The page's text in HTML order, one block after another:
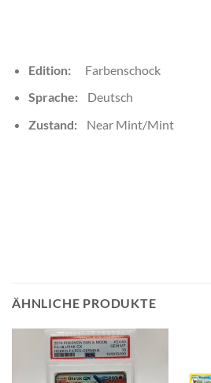
Edition:Farbenschock
Sprache:Deutsch
Zustand:Near Mint/Mint
ÄHNLICHE PRODUKTE